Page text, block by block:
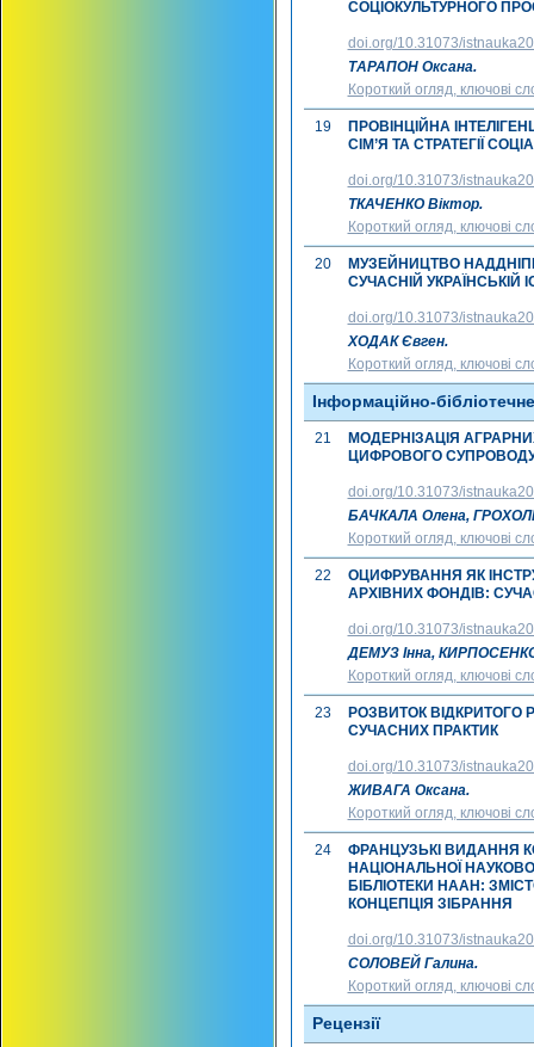
СОЦІОКУЛЬТУРНОГО
doi.org/10.31073/
ТАРАПОН Оксана.
Короткий огляд, ключові
19
ПРОВІНЦІЙНА
СІМ’Я ТА СТРАТЕГІЇ
doi.org/10.31073/
ТКАЧЕНКО Віктор.
Короткий огляд, ключові
20
МУЗЕЙНИЦТВО
СУЧАСНІЙ УКРАЇНСЬКІЙ
doi.org/10.31073/
ХОДАК Євген.
Короткий огляд, ключові
Інформаційно-
21
МОДЕРНІЗАЦІЯ
ЦИФРОВОГО
doi.org/10.31073/
БАЧКАЛА Олена,
Короткий огляд, ключові
22
ОЦИФРУВАННЯ ЯК
АРХІВНИХ ФОНДІВ:
doi.org/10.31073/
ДЕМУЗ Інна,
Короткий огляд, ключові
23
РОЗВИТОК
СУЧАСНИХ ПРАКТИК
doi.org/10.31073/
ЖИВАГА Оксана.
Короткий огляд, ключові
24
ФРАНЦУЗЬКІ ВИДАННЯ
НАЦІОНАЛЬНОЇ
БІБЛІОТЕКИ НААН:
КОНЦЕПЦІЯ ЗІБРАННЯ
doi.org/10.31073/
СОЛОВЕЙ Галина.
Короткий огляд, ключові
Рецензії